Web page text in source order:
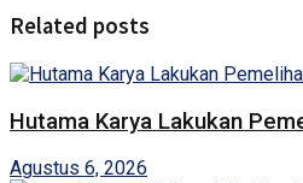
Related posts
Hutama Karya Lakukan
Agustus 6, 2026